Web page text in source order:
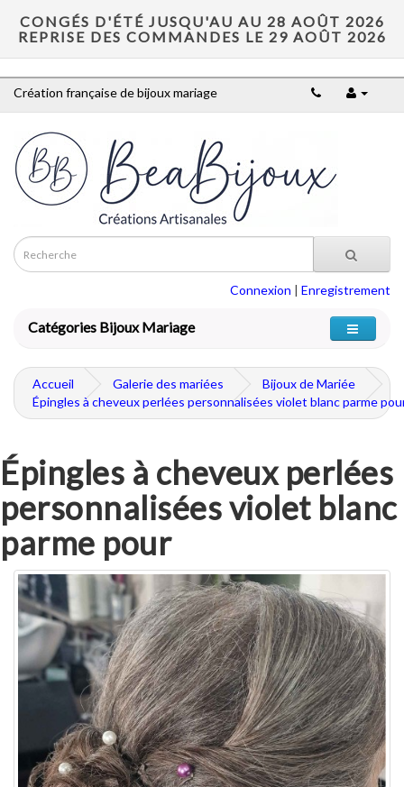
CONGÉS D'ÉTÉ JUSQU'AU AU 28 AOÛT 2026
REPRISE DES COMMANDES LE 29 AOÛT 2026
Création française de bijoux mariage
Connexion | Enregistrement
Catégories Bijoux Mariage
Accueil Galerie des mariées
Bijoux de Mariée
Épingles à cheveux perlées personnalisées violet blanc parme
Épingles à cheveux perlées
personnalisées violet blanc
parme pour